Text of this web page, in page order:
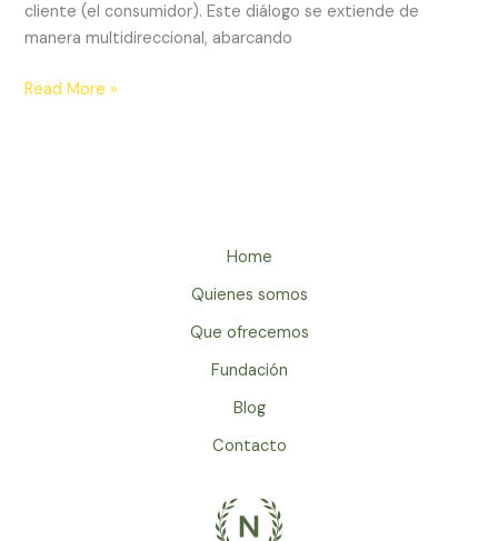
cliente (el consumidor). Este diálogo se extiende de
manera multidireccional, abarcando
Hablemos
Read More »
Home
Quienes somos
Que ofrecemos
Fundación
Blog
Contacto